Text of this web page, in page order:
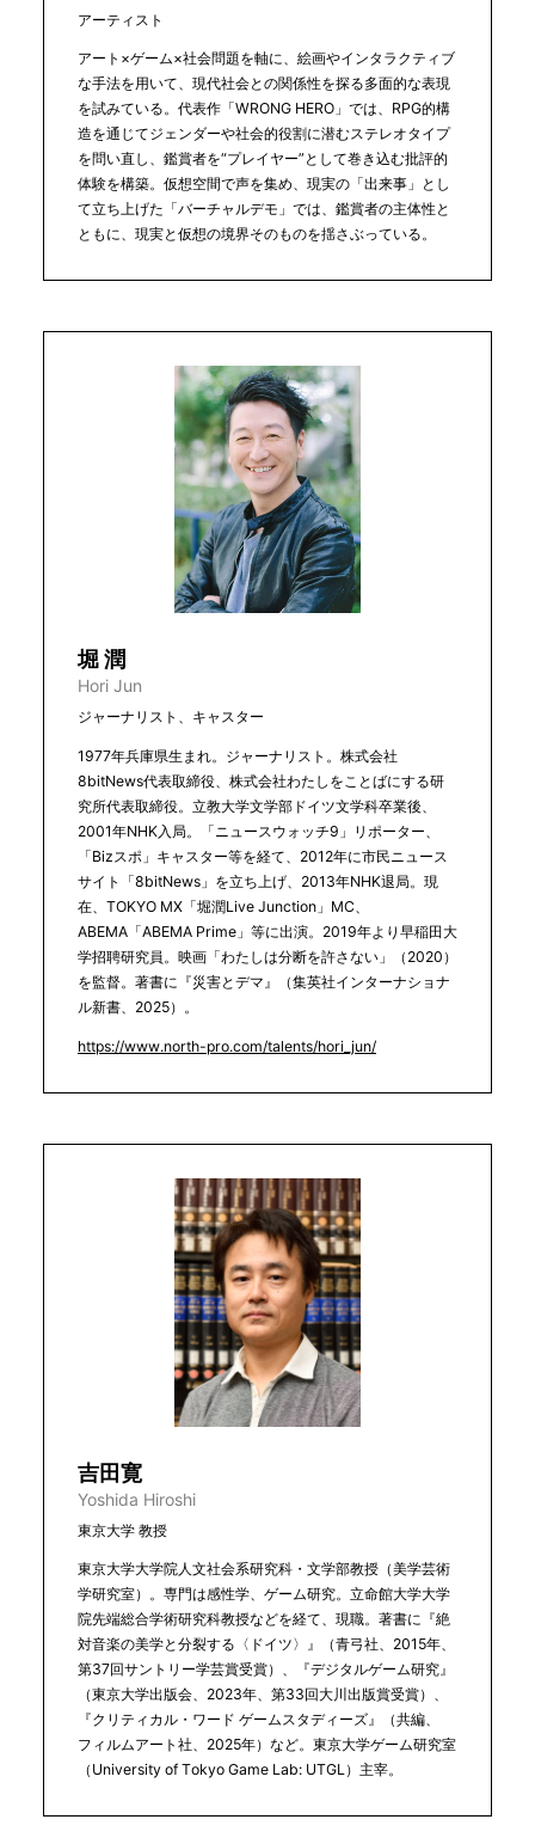
アーティスト
アート×ゲーム×社会問題を軸に、絵画やインタラクティブ
な手法を用いて、現代社会との関係性を探る多面的な表現
を試みている。代表作「WRONG HERO」では、RPG的構
造を通じてジェンダーや社会的役割に潜むステレオタイプ
を問い直し、鑑賞者を“プレイヤー”として巻き込む批評的
体験を構築。仮想空間で声を集め、現実の「出来事」とし
て立ち上げた「バーチャルデモ」では、鑑賞者の主体性と
ともに、現実と仮想の境界そのものを揺さぶっている。
堀 潤
Hori Jun
ジャーナリスト、キャスター
1977年兵庫県生まれ。ジャーナリスト。株式会社
8bitNews代表取締役、株式会社わたしをことばにする研
究所代表取締役。立教大学文学部ドイツ文学科卒業後、
2001年NHK入局。「ニュースウォッチ9」リポーター、
「Bizスポ」キャスター等を経て、2012年に市民ニュース
サイト「8bitNews」を立ち上げ、2013年NHK退局。現
在、TOKYO MX「堀潤Live Junction」MC、
ABEMA「ABEMA Prime」等に出演。2019年より早稲田大
学招聘研究員。映画「わたしは分断を許さない」（2020）
を監督。著書に『災害とデマ』（集英社インターナショナ
ル新書、2025）。
https://www.north-pro.com/talents/hori_jun/
吉田寛
Yoshida Hiroshi
東京大学 教授
東京大学大学院人文社会系研究科・文学部教授（美学芸術
学研究室）。専門は感性学、ゲーム研究。立命館大学大学
院先端総合学術研究科教授などを経て、現職。著書に『絶
対音楽の美学と分裂する〈ドイツ〉』（青弓社、2015年、
第37回サントリー学芸賞受賞）、『デジタルゲーム研究』
（東京大学出版会、2023年、第33回大川出版賞受賞）、
『クリティカル・ワード ゲームスタディーズ』（共編、
フィルムアート社、2025年）など。東京大学ゲーム研究室
（University of Tokyo Game Lab: UTGL）主宰。